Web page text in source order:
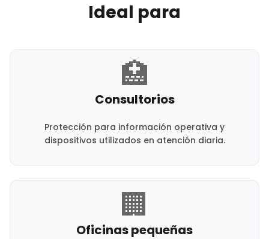
Ideal para
🏥
Consultorios
Protección para información operativa y
dispositivos utilizados en atención diaria.
🏢
Oficinas pequeñas